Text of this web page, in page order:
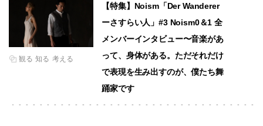
観る 知る 考える
【特集】Noism「Der Wanderer
ーさすらい人」#3 Noism0＆1 全
メンバーインタビュー〜音楽があ
って、身体がある。ただそれだけ
で表現を生み出すのが、僕たち舞
踊家です